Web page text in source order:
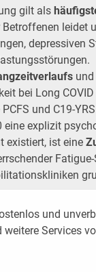
gilt als
leidet
depressiven
und
bei Long
und C19-
eine explizit
existiert, ist eine
und
Services